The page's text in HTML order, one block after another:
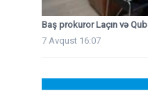
Baş prokuror Laçın və
7 Avqust 16:07